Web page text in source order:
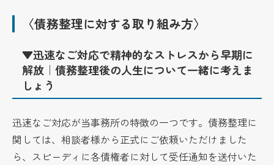
〈債務整理に対する取り組み方〉
▼迅速なご対応で精神的なストレスから早期に
解放｜債務整理後の人生について一緒に考えま
しょう
迅速なご対応が当事務所の特徴の一つです。債務整理に
関しては、相談者様から正式にご依頼いただけました
ら、スピーディに各債権者に対して受任通知を送付いた